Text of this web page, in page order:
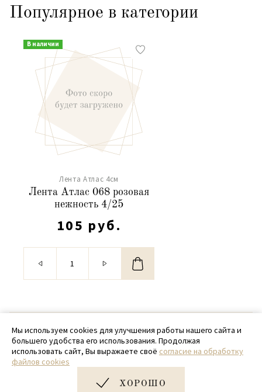
Популярное в категории
В наличии
Лента Атлас 4см
Лента Атлас 068 розовая
нежность 4/25
105 руб.
© 2020 - 2026 SamPack
+ 7 (918) 699-97-87
zakaz@sampack.store
Мы используем cookies для улучшения работы нашего сайта и
большего удобства его использования. Продолжая
использовать сайт, Вы выражаете своё согласие на обработку
файлов cookies
ХОРОШО